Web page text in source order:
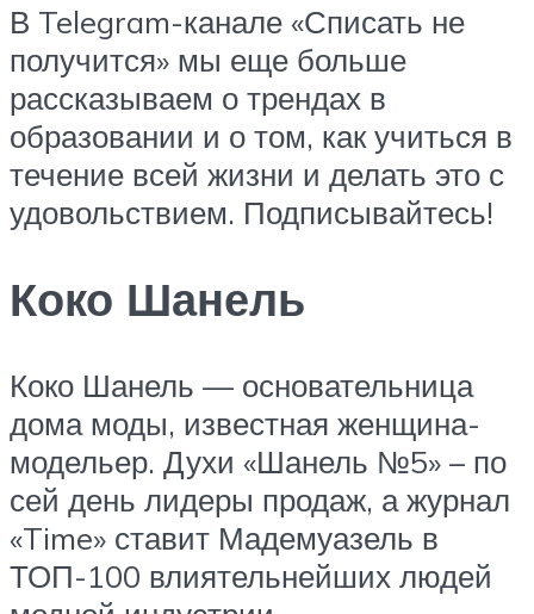
В Telegram-канале «Списать не
получится» мы еще больше
рассказываем о трендах в
образовании и о том, как учиться в
течение всей жизни и делать это с
удовольствием. Подписывайтесь!
Коко Шанель
Коко Шанель — основательница
дома моды, известная женщина-
модельер. Духи «Шанель №5» – по
сей день лидеры продаж, а журнал
«Time» ставит Мадемуазель в
ТОП-100 влиятельнейших людей